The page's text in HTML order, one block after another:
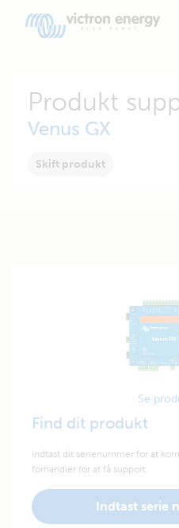
Produkt
Venus GX
Skift produkt
Se
Find dit produkt
Indtast dit serienummer for at
forhandler for at få support.
Indtast serie